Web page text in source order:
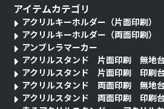
アイテムカテゴリ
アクリルキーホルダー（片面印刷）
アクリルキーホルダー（両面印刷）
アンブレラマーカー
アクリルスタンド 片面印刷 無地
アクリルスタンド 片面印刷 印刷
アクリルスタンド 両面印刷 無地
アクリルスタンド 両面印刷 印刷